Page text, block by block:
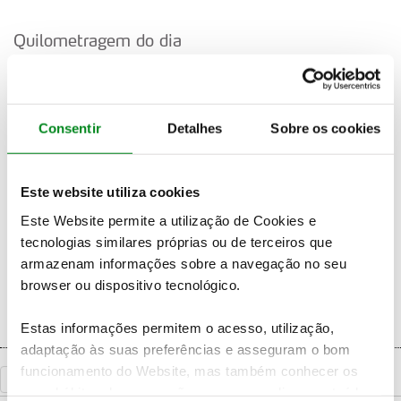
Consentir Detalhes Sobre os cookies
Este website utiliza cookies
Este Website permite a utilização de Cookies e
tecnologias similares próprias ou de terceiros que
armazenam informações sobre a navegação no seu
browser ou dispositivo tecnológico.
Estas informações permitem o acesso, utilização,
adaptação às suas preferências e asseguram o bom
funcionamento do Website, mas também conhecer os
Quilometragem do dia
Kms em Especial: 146,04 (Promoção 73,02)
Kms em Ligação: 296,94 (Promoção 148,47)
Total de kms: 442,98 (Promoção 221,49)
Previsão climatérica:
Silves
Ourique
Almodôvar
Voltar